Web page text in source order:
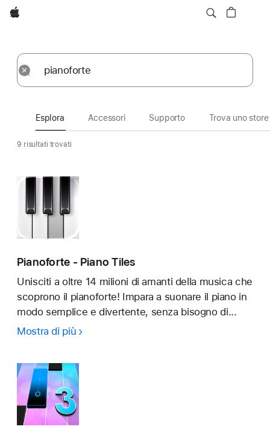
Apple
Invia
Reimposta
Esplora Accessori Supporto Trova uno store
9 risultati trovati
Pianoforte - Piano Tiles
Unisciti a oltre 14 milioni di amanti della musica che
scoprono il pianoforte! Impara a suonare il piano in
modo semplice e divertente, senza bisogno di...
Mostra di più Pianoforte
Piano
Tiles